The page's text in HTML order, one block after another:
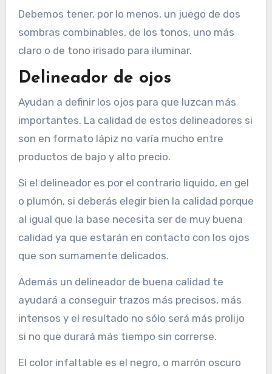
Debemos tener, por lo menos, un juego de dos
sombras combinables, de los tonos, uno más
claro o de tono irisado para iluminar.
Delineador de ojos
Ayudan a definir los ojos para que luzcan más
importantes. La calidad de estos delineadores si
son en formato lápiz no varía mucho entre
productos de bajo y alto precio.
Si el delineador es por el contrario liquido, en gel
o plumón, si deberás elegir bien la calidad porque
al igual que la base necesita ser de muy buena
calidad ya que estarán en contacto con los ojos
que son sumamente delicados.
Además un delineador de buena calidad te
ayudará a conseguir trazos más precisos, más
intensos y el resultado no sólo será más prolijo
si no que durará más tiempo sin correrse.
El color infaltable es el negro, o marrón oscuro